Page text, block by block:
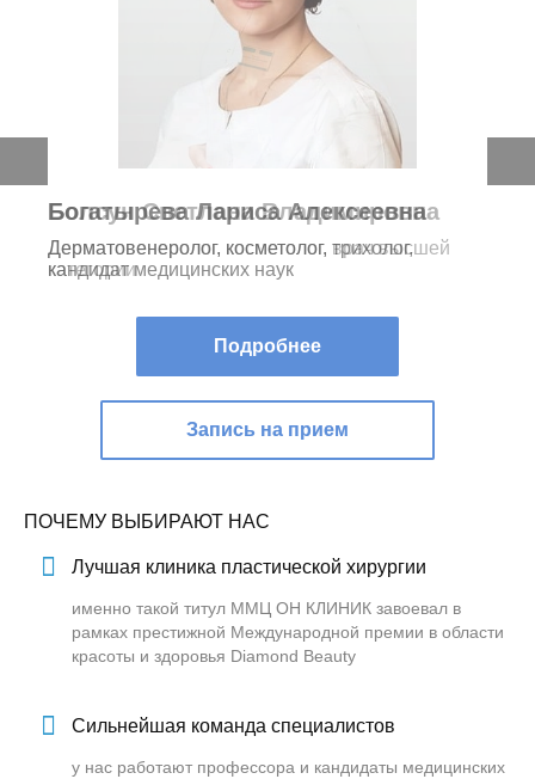
Богатырева Лариса Алексеевна
Дерматовенеролог, косметолог, трихолог,
кандидат медицинских наук
Подробнее
Запись на прием
ПОЧЕМУ ВЫБИРАЮТ НАС
Лучшая клиника пластической хирургии
именно такой титул ММЦ ОН КЛИНИК завоевал в
рамках престижной Международной премии в области
красоты и здоровья Diamond Beauty
Сильнейшая команда специалистов
у нас работают профессора и кандидаты медицинских